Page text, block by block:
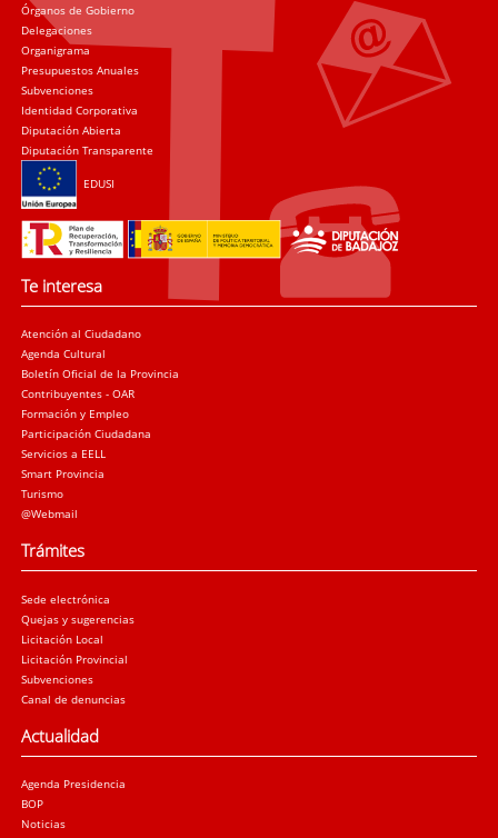
Órganos de Gobierno
Delegaciones
Organigrama
Presupuestos Anuales
Subvenciones
Identidad Corporativa
Diputación Abierta
Diputación Transparente
EDUSI
Te interesa
Atención al Ciudadano
Agenda Cultural
Boletín Oficial de la Provincia
Contribuyentes - OAR
Formación y Empleo
Participación Ciudadana
Servicios a EELL
Smart Provincia
Turismo
@Webmail
Trámites
Sede electrónica
Quejas y sugerencias
Licitación Local
Licitación Provincial
Subvenciones
Canal de denuncias
Actualidad
Agenda Presidencia
BOP
Noticias